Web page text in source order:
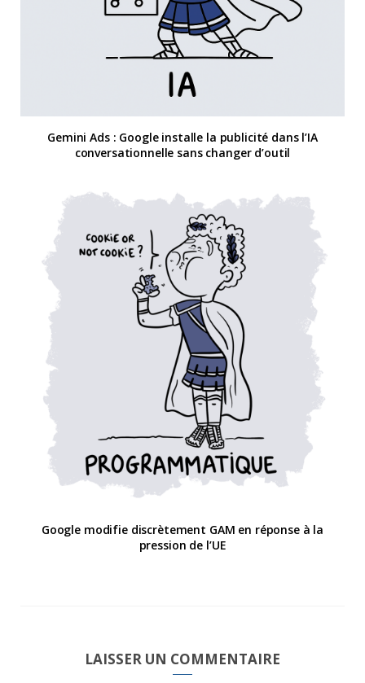
Gemini Ads : Google installe la publicité dans l’IA
conversationnelle sans changer d’outil
Google modifie discrètement GAM en réponse à la
pression de l’UE
LAISSER UN COMMENTAIRE